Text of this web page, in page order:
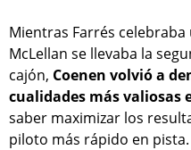
Mientras Farrés
McLellan se llevaba la
cajón, Coenen volvió a
cualidades más valiosas
saber maximizar los
piloto más rápido en pista.